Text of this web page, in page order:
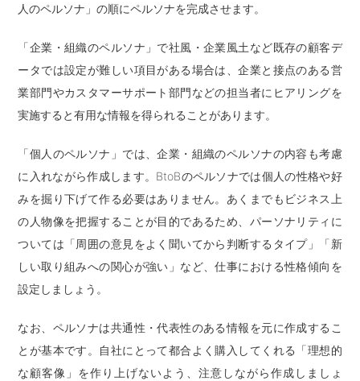
人のペルソナ」の順にペルソナを完成させます。
「企業・組織のペルソナ」で社風・企業風土など既存の顧客デ
ータでは設定が難しい項目がある場合は、企業と接点のある営
業部門やカスタマーサポート部門などの担当者にヒアリングを
実施すると有用な情報を得られることがあります。
「個人のペルソナ」では、企業・組織のペルソナの内容も考慮
に入れながら作成します。BtoBのペルソナでは個人の性格や好
みを掘り下げて作る必要はありません。あくまでもビジネス上
の人物像を把握することが目的であるため、パーソナリティに
ついては「周囲の意見をよく聞いてから判断するタイプ」「新
しい取り組みへの関心が強い」など、仕事における性格傾向を
設定しましょう。
なお、ペルソナは共通性・代表性のある情報を元に作成するこ
とが基本です。自社にとって都合よく購入してくれる「理想的
な顧客像」を作り上げないよう、注意しながら作成しましょ